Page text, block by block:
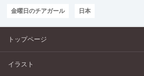
金曜日のチアガール 日本
トップページ
イラスト